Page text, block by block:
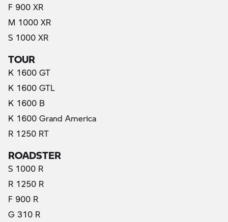
F 900 XR
M 1000 XR
S 1000 XR
TOUR
K 1600 GT
K 1600 GTL
K 1600 B
K 1600 Grand America
R 1250 RT
ROADSTER
S 1000 R
R 1250 R
F 900 R
G 310 R